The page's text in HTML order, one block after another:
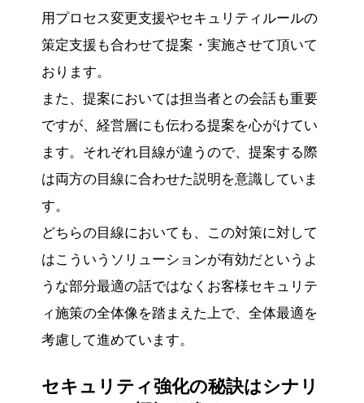
用プロセス変更支援やセキュリティルールの
策定支援も合わせて提案・実施させて頂いて
おります。
また、提案においては担当者との会話も重要
ですが、経営層にも伝わる提案を心がけてい
ます。それぞれ目線が違うので、提案する際
は両方の目線に合わせた説明を意識していま
す。
どちらの目線においても、この対策に対して
はこういうソリューションが有効だというよ
うな部分最適の話ではなくお客様セキュリテ
ィ施策の全体像を踏まえた上で、全体最適を
考慮して進めています。
セキュリティ強化の秘訣はシナリ